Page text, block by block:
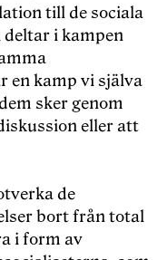
till de sociala
i kampen
en kamp vi själva
sker genom
eller att
de
bort från total
i form av